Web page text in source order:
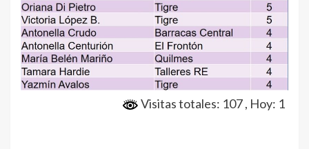
Visitas totales: 107, Hoy: 1